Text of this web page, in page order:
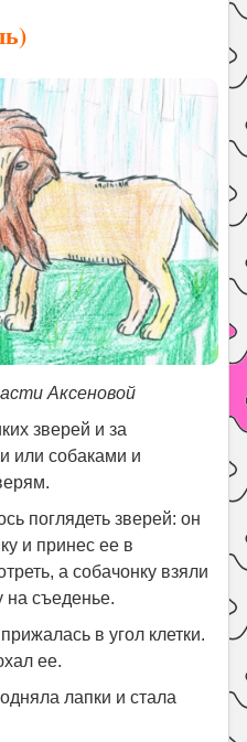
Аксеновой
зверей и за
или собаками и
поглядеть зверей: он
и принес ее в
а собачонку взяли
на съеденье.
в угол клетки.
ее.
лапки и стала